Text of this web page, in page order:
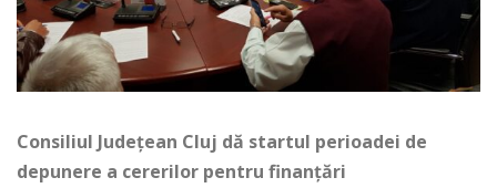
Consiliul Județean Cluj dă startul perioadei de
depunere a cererilor pentru finanțări